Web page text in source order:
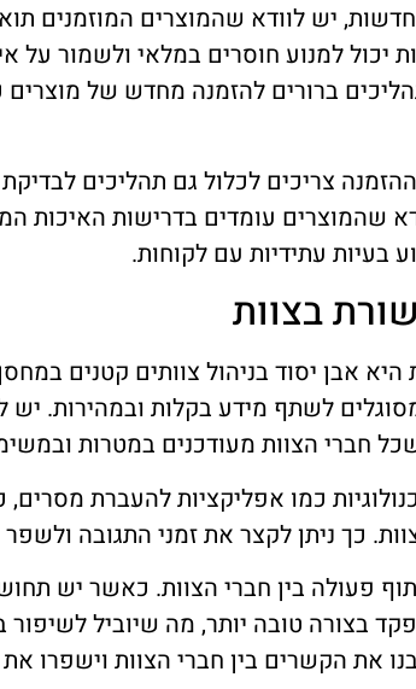
יש לוודא שהמוצרים המוזמנים
יכול למנוע חוסרים במלאי ולשמור על
ברורים להזמנה מחדש של
צריכים לכלול גם תהליכים
שהמוצרים עומדים בדרישות האיכות
בעיות עתידיות עם לקוחות.
בצוות
אבן יסוד בניהול צוותים קטנים
לשתף מידע בקלות ובמהירות. יש
חברי הצוות מעודכנים במטרות
כמו אפליקציות להעברת
כך ניתן לקצר את זמני התגובה
פעולה בין חברי הצוות. כאשר יש
בצורה טובה יותר, מה שיוביל
את הקשרים בין חברי הצוות וישפרו